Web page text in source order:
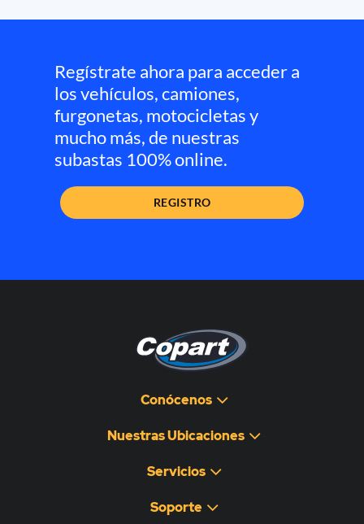
Regístrate ahora para acceder a
los vehículos, camiones,
furgonetas, motocicletas y
mucho más, de nuestras
subastas 100% online.
REGISTRO
Conócenos
Nuestras Ubicaciones
Servicios
Soporte